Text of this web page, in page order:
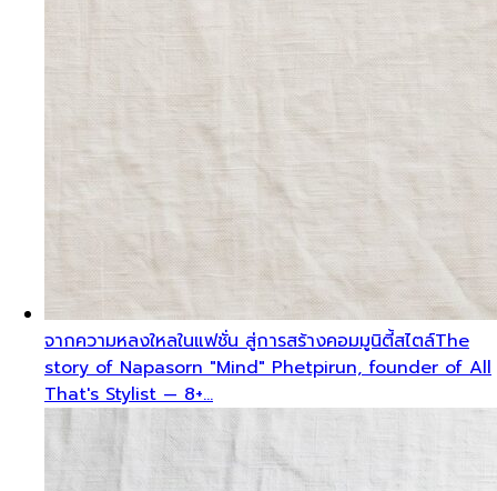
จากความหลงใหลในแฟชั่น สู่การสร้างคอมมูนิตี้สไตล์The
story of Napasorn "Mind" Phetpirun, founder of All
That's Stylist — 8+…